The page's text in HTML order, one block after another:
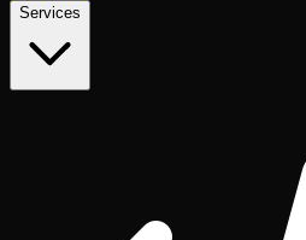
Services